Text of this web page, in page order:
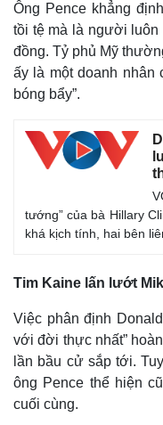
Hồ sơ
Ông Pence khẳng
tồi tệ mà là người luôn
đồng. Tỷ phủ Mỹ
ấy là một doanh nhân
bóng bẩy”.
tướng” của bà Hillary
khá kịch tính, hai bên
Tim Kaine lấn lướt
Việc phân định
với đời thực nhất”
lần bầu cử sắp tới.
ông Pence thể hiện
cuối cùng.